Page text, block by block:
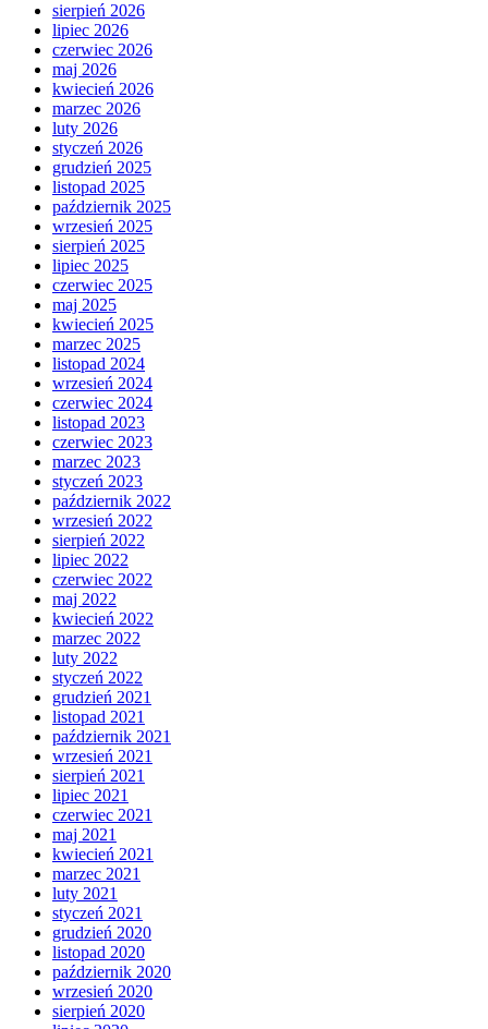
sierpień 2026
lipiec 2026
czerwiec 2026
maj 2026
kwiecień 2026
marzec 2026
luty 2026
styczeń 2026
grudzień 2025
listopad 2025
październik 2025
wrzesień 2025
sierpień 2025
lipiec 2025
czerwiec 2025
maj 2025
kwiecień 2025
marzec 2025
listopad 2024
wrzesień 2024
czerwiec 2024
listopad 2023
czerwiec 2023
marzec 2023
styczeń 2023
październik 2022
wrzesień 2022
sierpień 2022
lipiec 2022
czerwiec 2022
maj 2022
kwiecień 2022
marzec 2022
luty 2022
styczeń 2022
grudzień 2021
listopad 2021
październik 2021
wrzesień 2021
sierpień 2021
lipiec 2021
czerwiec 2021
maj 2021
kwiecień 2021
marzec 2021
luty 2021
styczeń 2021
grudzień 2020
listopad 2020
październik 2020
wrzesień 2020
sierpień 2020